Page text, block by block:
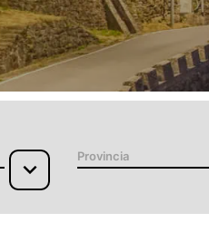
Provincia